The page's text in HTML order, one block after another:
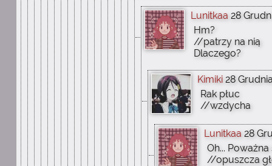
Lunitkaa 28
Hm?
//patrzy na nią
Dlaczego?
Kimiki 28
Rak płuc
//wzdycha
Lunitkaa 28
Oh...
//opuszcza